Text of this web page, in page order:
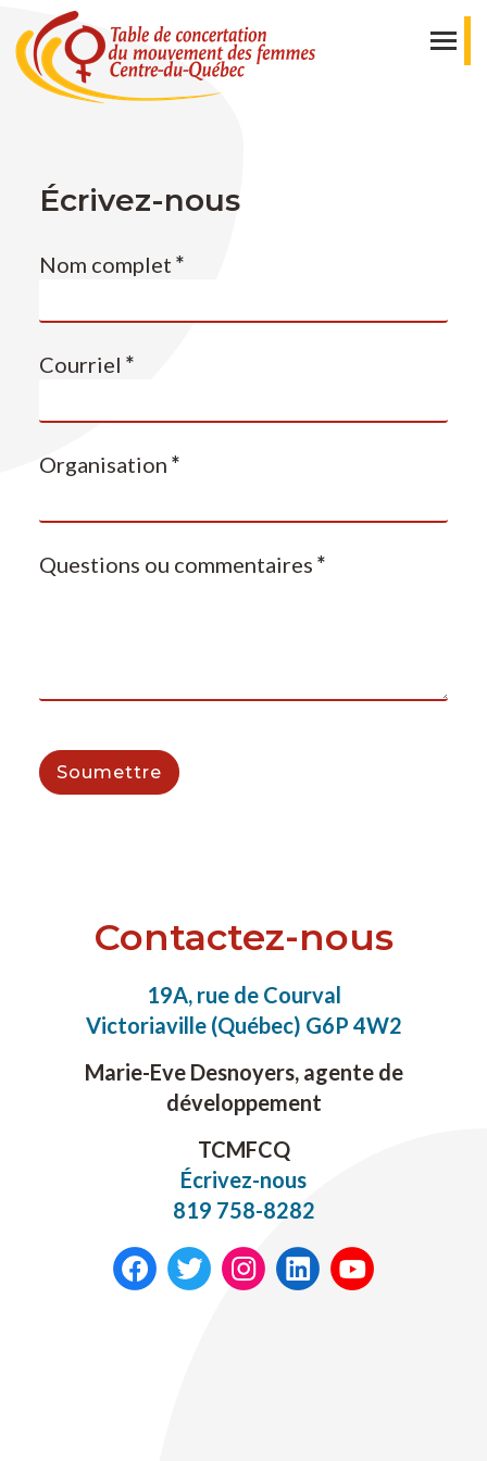
Contactez-nous
19A, rue de Courval
Victoriaville (Québec) G6P 4W2
Marie-Eve Desnoyers, agente de
développement
TCMFCQ
Écrivez-nous
819 758-8282
Écrivez-nous
Nom complet *
Courriel *
Organisation *
Questions ou commentaires *
Soumettre